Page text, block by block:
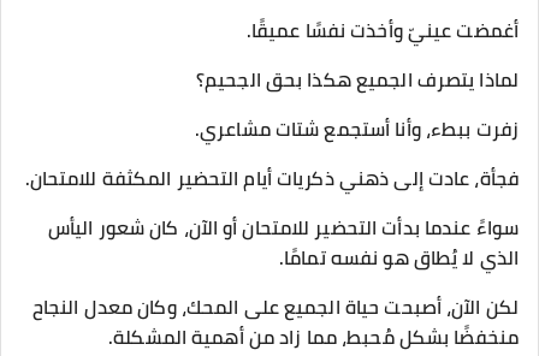
أغمضت عينيّ وأخذت نفسًا عميقًا.
لماذا يتصرف الجميع هكذا بحق الجحيم؟
زفرت ببطء، وأنا أستجمع شتات مشاعري.
فجأة، عادت إلى ذهني ذكريات أيام التحضير المكثفة للامتحان.
سواءً عندما بدأت التحضير للامتحان أو الآن، كان شعور اليأس
الذي لا يُطاق هو نفسه تمامًا.
لكن الآن، أصبحت حياة الجميع على المحك، وكان معدل النجاح
منخفضًا بشكل مُحبط، مما زاد من أهمية المشكلة.